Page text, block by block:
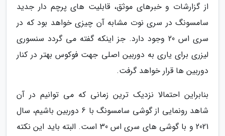
از گزارشات و خبرهای موثق، قابلیت های پرچم دار جدید
سامسونگ در سری نوت مشابه آن چیزی خواهد بود که در
سری اس 20 وجود دارد. جز اینکه گفته می گردد سنسوری
لیزری برای یاری به دوربین اصلی جهت فوکوس بهتر در کنار
دوربین ها قرار خواهد گرفت.
بنابراین احتمالا نزدیک ترین زمانی که می توانیم در آن
شاهد رونمایی از گوشی سامسونگ با 6 دوربین باشیم، سال
2021 و با گوشی های سری اس 30 است. البته باید این نکته